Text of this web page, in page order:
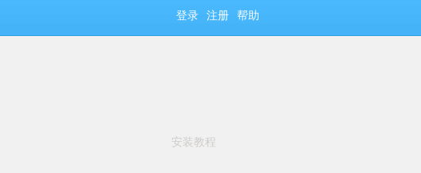
登录 注册 帮助
安装教程